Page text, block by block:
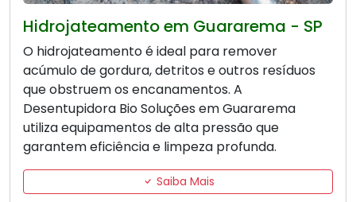
Hidrojateamento em Guararema - SP
O hidrojateamento é ideal para remover
acúmulo de gordura, detritos e outros resíduos
que obstruem os encanamentos. A
Desentupidora Bio Soluções em Guararema
utiliza equipamentos de alta pressão que
garantem eficiência e limpeza profunda.
Saiba Mais